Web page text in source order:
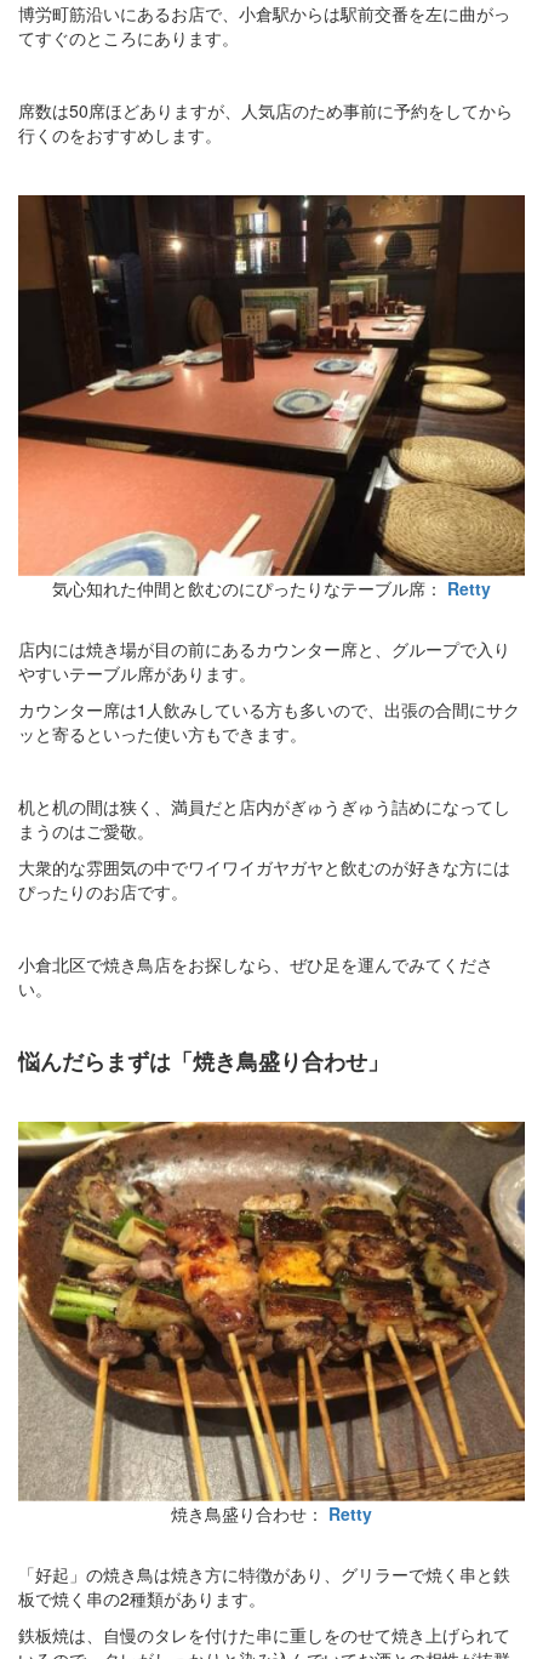
博労町筋沿いにあるお店で、小倉駅からは駅前交番を左に曲がっ
てすぐのところにあります。
席数は50席ほどありますが、人気店のため事前に予約をしてから
行くのをおすすめします。
気心知れた仲間と飲むのにぴったりなテーブル席： Retty
店内には焼き場が目の前にあるカウンター席と、グループで入り
やすいテーブル席があります。
カウンター席は1人飲みしている方も多いので、出張の合間にサク
ッと寄るといった使い方もできます。
机と机の間は狭く、満員だと店内がぎゅうぎゅう詰めになってし
まうのはご愛敬。
大衆的な雰囲気の中でワイワイガヤガヤと飲むのが好きな方には
ぴったりのお店です。
小倉北区で焼き鳥店をお探しなら、ぜひ足を運んでみてくださ
い。
悩んだらまずは「焼き鳥盛り合わせ」
焼き鳥盛り合わせ： Retty
「好起」の焼き鳥は焼き方に特徴があり、グリラーで焼く串と鉄
板で焼く串の2種類があります。
鉄板焼は、自慢のタレを付けた串に重しをのせて焼き上げられて